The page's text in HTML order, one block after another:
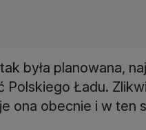
była planowana,
Ładu.
ona obecnie i w ten